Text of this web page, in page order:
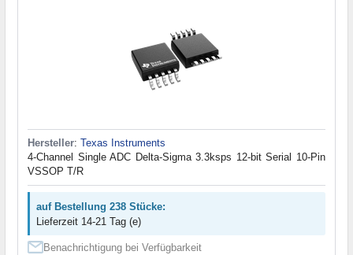
Hersteller: Texas Instruments
4-Channel Single ADC Delta-Sigma 3.3ksps 12-bit Serial 10-Pin
VSSOP T/R
auf Bestellung 238 Stücke:
Lieferzeit 14-21 Tag (e)
Benachrichtigung bei Verfügbarkeit